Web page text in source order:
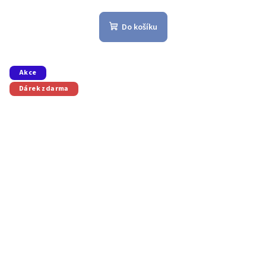
Do košíku
Akce
Dárek zdarma